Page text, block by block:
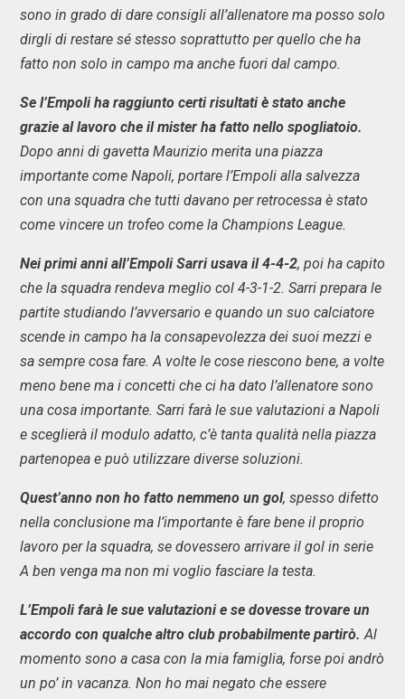
sono in grado di dare consigli all’allenatore ma posso solo
dirgli di restare sé stesso soprattutto per quello che ha
fatto non solo in campo ma anche fuori dal campo.
Se l’Empoli ha raggiunto certi risultati è stato anche
grazie al lavoro che il mister ha fatto nello spogliatoio.
Dopo anni di gavetta Maurizio merita una piazza
importante come Napoli, portare l’Empoli alla salvezza
con una squadra che tutti davano per retrocessa è stato
come vincere un trofeo come la Champions League.
Nei primi anni all’Empoli Sarri usava il 4-4-2, poi ha capito
che la squadra rendeva meglio col 4-3-1-2. Sarri prepara le
partite studiando l’avversario e quando un suo calciatore
scende in campo ha la consapevolezza dei suoi mezzi e
sa sempre cosa fare. A volte le cose riescono bene, a volte
meno bene ma i concetti che ci ha dato l’allenatore sono
una cosa importante. Sarri farà le sue valutazioni a Napoli
e sceglierà il modulo adatto, c’è tanta qualità nella piazza
partenopea e può utilizzare diverse soluzioni.
Quest’anno non ho fatto nemmeno un gol, spesso difetto
nella conclusione ma l’importante è fare bene il proprio
lavoro per la squadra, se dovessero arrivare il gol in serie
A ben venga ma non mi voglio fasciare la testa.
L’Empoli farà le sue valutazioni e se dovesse trovare un
accordo con qualche altro club probabilmente partirò.Al
momento sono a casa con la mia famiglia, forse poi andrò
un po’ in vacanza. Non ho mai negato che essere